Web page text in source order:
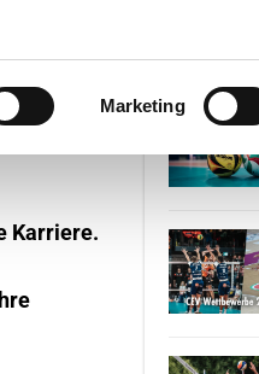
Marketing
Karriere.